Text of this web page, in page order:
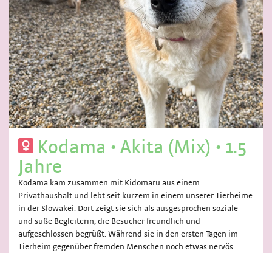
Kodama • Akita (Mix) • 1.5
Jahre
Kodama kam zusammen mit Kidomaru aus einem
Privathaushalt und lebt seit kurzem in einem unserer Tierheime
in der Slowakei. Dort zeigt sie sich als ausgesprochen soziale
und süße Begleiterin, die Besucher freundlich und
aufgeschlossen begrüßt. Während sie in den ersten Tagen im
Tierheim gegenüber fremden Menschen noch etwas nervös